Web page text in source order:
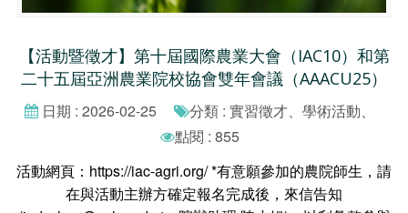
【活動暨徵才】第十屆國際農業大會（IAC10）和第
二十五屆亞洲農業院校協會雙年會議（AAACU25）
日期 : 2026-02-25
分類 : 實習徵才、學術活動、
點閱 : 855
活動網頁：https://iac-agri.org/ *有意願參加的農院師生，請
在與活動主辦方確定報名完成後，來信告知